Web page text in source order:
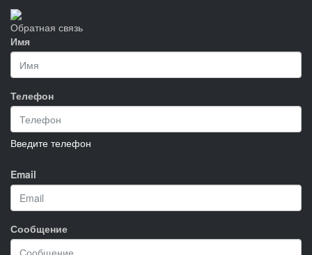
Обратная связь
Имя
Телефон
Введите телефон
Email
Сообщение